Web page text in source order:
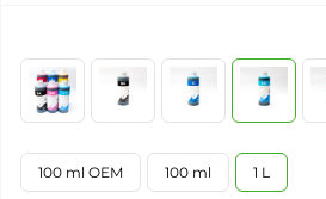
100 ml OEM 100 ml 1 L